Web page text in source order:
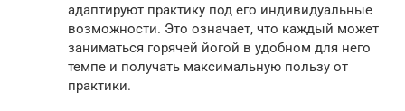
адаптируют практику под его индивидуальные
возможности. Это означает, что каждый может
заниматься горячей йогой в удобном для него
темпе и получать максимальную пользу от
практики.